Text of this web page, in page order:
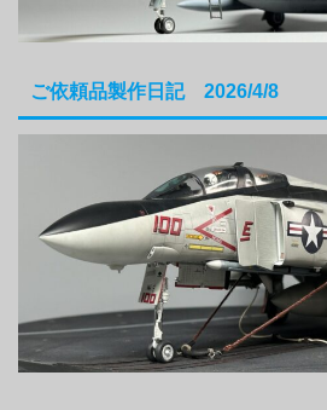
ご依頼品製作日記 2026/4/8